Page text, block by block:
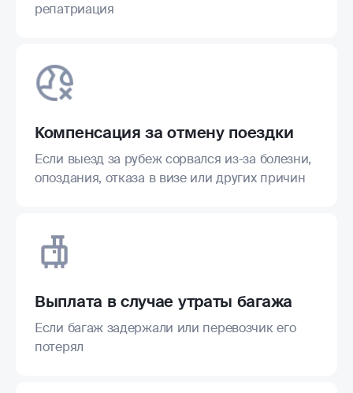
репатриация
Компенсация за отмену поездки
Если выезд за рубеж сорвался из-за болезни,
опоздания, отказа в визе или других причин
Выплата в случае утраты багажа
Если багаж задержали или перевозчик его
потерял